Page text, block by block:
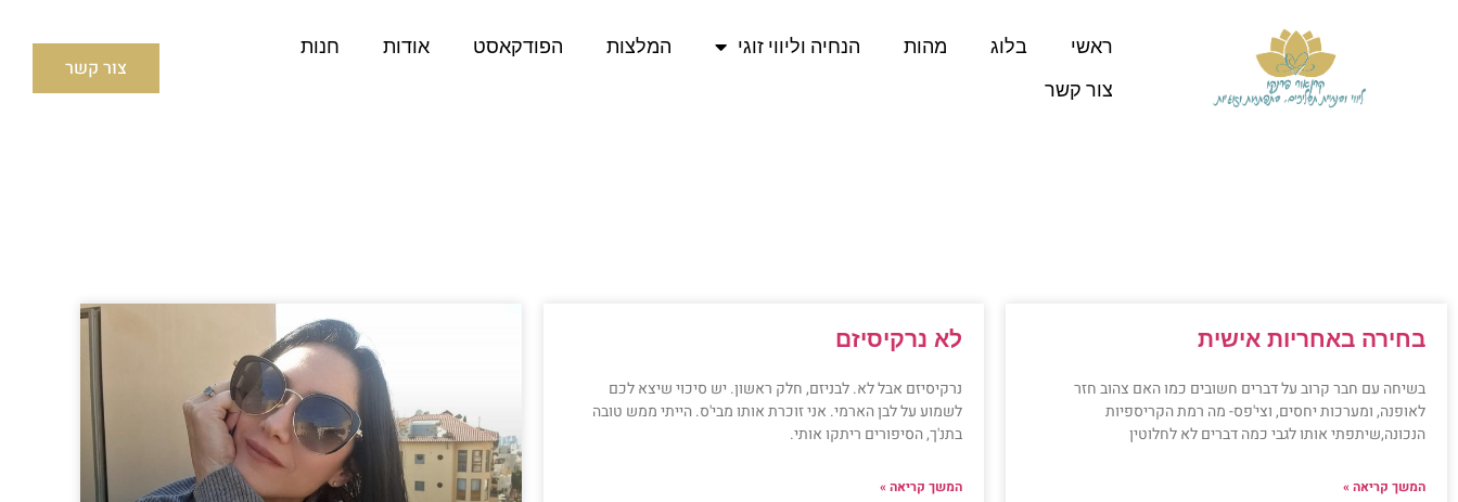
ראשי בלוג מהות הנחיה וליווי זוגי המלצות הפודקאסט אודות
חנות
צור קשר
צור קשר
בחירה באחריות אישית
בשיחה עם חבר קרוב על דברים חשובים כמו האם צהוב חזר
לאופנה, ומערכות יחסים, וצי'פס- מה רמת הקריספיות
הנכונה,שיתפתי אותו לגבי כמה דברים לא לחלוטין
המשך קריאה »
לא נרקיסיזם
נרקיסיזם אבל לא. לבניזם, חלק ראשון. יש סיכוי שיצא לכם
לשמוע על לבן הארמי. אני זוכרת אותו מבי'ס. הייתי ממש טובה
בתנ'ך, הסיפורים ריתקו אותי.
המשך קריאה »